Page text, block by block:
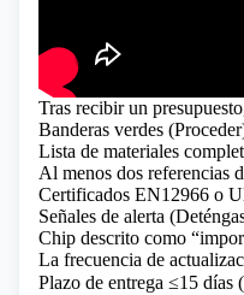
Tras recibir un
Banderas verdes
Lista de materiales
Al menos dos referencias
Certificados EN12966 o
Señales de alerta
Chip descrito como
La frecuencia de
Plazo de entrega ≤15 días